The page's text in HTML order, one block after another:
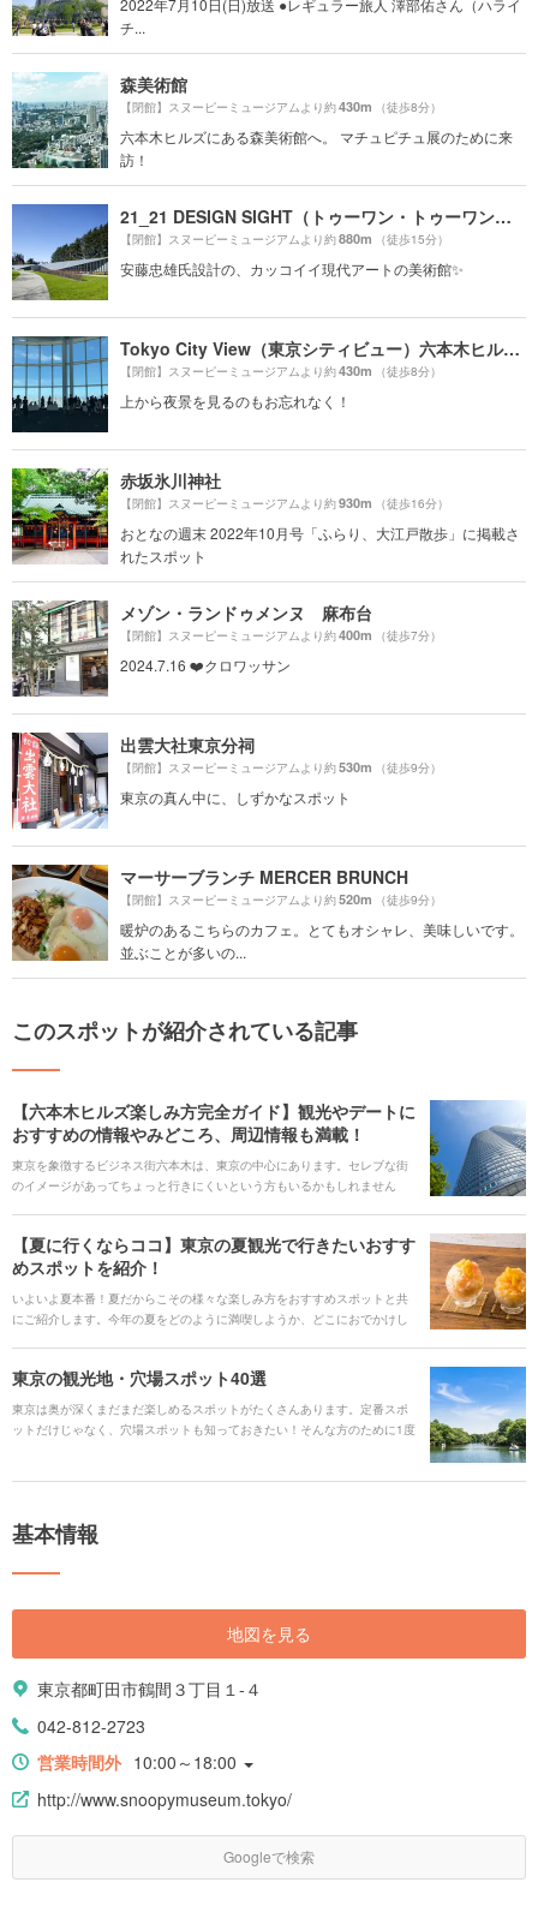
2022年7月10日(日)放送 ●レギュラー旅人 澤部佑さん（ハライ
チ...
森美術館
【閉館】スヌーピーミュージアムより約430m （徒歩8分）
六本木ヒルズにある森美術館へ。 マチュピチュ展のために来
訪！
21_21 DESIGN SIGHT（トゥーワン・トゥーワン・デザインサイト）
【閉館】スヌーピーミュージアムより約880m （徒歩15分）
安藤忠雄氏設計の、カッコイイ現代アートの美術館✨
Tokyo City View（東京シティビュー）六本木ヒルズ展望台
【閉館】スヌーピーミュージアムより約430m （徒歩8分）
上から夜景を見るのもお忘れなく！
赤坂氷川神社
【閉館】スヌーピーミュージアムより約930m （徒歩16分）
おとなの週末 2022年10月号「ふらり、大江戸散歩」に掲載さ
れたスポット
メゾン・ランドゥメンヌ 麻布台
【閉館】スヌーピーミュージアムより約400m （徒歩7分）
2024.7.16 ❤️クロワッサン
出雲大社東京分祠
【閉館】スヌーピーミュージアムより約530m （徒歩9分）
東京の真ん中に、しずかなスポット
マーサーブランチ MERCER BRUNCH
【閉館】スヌーピーミュージアムより約520m （徒歩9分）
暖炉のあるこちらのカフェ。とてもオシャレ、美味しいです。
並ぶことが多いの...
このスポットが紹介されている記事
【六本木ヒルズ楽しみ方完全ガイド】観光やデートに
おすすめの情報やみどころ、周辺情報も満載！
東京を象徴するビジネス街六本木は、東京の中心にあります。セレブな街
のイメージがあってちょっと行きにくいという方もいるかもしれません
術館や映画館、展望台や200を超えるレストランが集結しています。何でも
揃っていて、一日中過ごしても飽きない「六本木ヒルズ」の見どころをた
【夏に行くならココ】東京の夏観光で行きたいおすす
めスポットを紹介！
いよいよ夏本番！夏だからこその様々な楽しみ方をおすすめスポットと共
にご紹介します。今年の夏をどのように満喫しようか、どこにおでかけし
東京の観光地・穴場スポット40選
東京は奥が深くまだまだ楽しめるスポットがたくさんあります。定番スポ
ットだけじゃなく、穴場スポットも知っておきたい！そんな方のために1度
ておでかけしましょう！
基本情報
地図を見る
東京都町田市鶴間３丁目１-４
042-812-2723
営業時間外 10:00～18:00
http://www.snoopymuseum.tokyo/
Googleで検索